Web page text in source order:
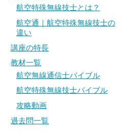
航空無線通信士バイブル
航空特殊無線技士バイブル
攻略動画
過去問一覧
過去問解説
航空無線通信士 2023年2
(音声付き)
航空無線通信士バイブル
航空特殊無線技士バイブル
攻略動画
過去問一覧
過去問解説
航空無線通信士 2023年2
(音声付き)
航空特殊無線技士とは？
航空通｜航空特殊無線技士の
違い
講座の特長
教材一覧
航空無線通信士バイブル
航空特殊無線技士バイブル
攻略動画
過去問一覧